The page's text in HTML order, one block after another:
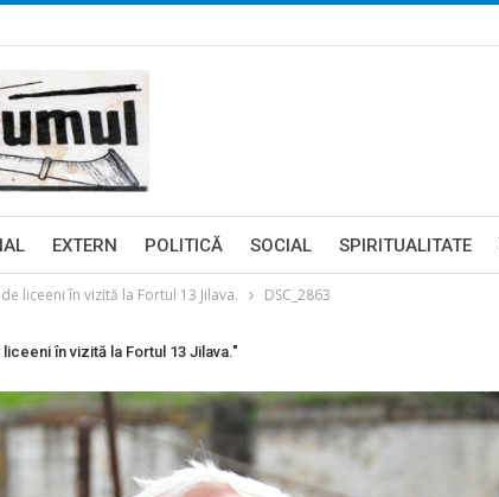
EXTERN POLITICĂ SOCIAL SPIRITUALITATE
liceeni în vizită la Fortul 13 Jilava. DSC_2863
în vizită la Fortul 13 Jilava."